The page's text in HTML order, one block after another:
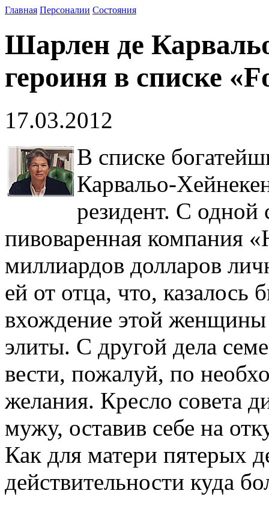
Главная Персоналии Состояния
Шарлен де
героиня в списке
17.03.2012
В списке
Карвальо-
резидент. С
пивоваренная компания
миллиардов долларов
ей от отца, что, казалось
вхождение этой женщины
элиты. С другой дела
вести, пожалуй, по
желания. Кресло совета
мужу, оставив себе на
Как для матери пятерых
действительности куда